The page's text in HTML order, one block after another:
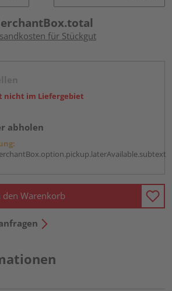
für Stückgut
nicht im Liefergebiet
abholen
den Warenkorb